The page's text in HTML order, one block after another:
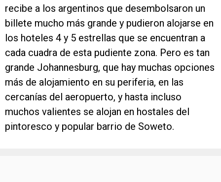
recibe a los argentinos que desembolsaron un
billete mucho más grande y pudieron alojarse en
los hoteles 4 y 5 estrellas que se encuentran a
cada cuadra de esta pudiente zona. Pero es tan
grande Johannesburg, que hay muchas opciones
más de alojamiento en su periferia, en las
cercanías del aeropuerto, y hasta incluso
muchos valientes se alojan en hostales del
pintoresco y popular barrio de Soweto.